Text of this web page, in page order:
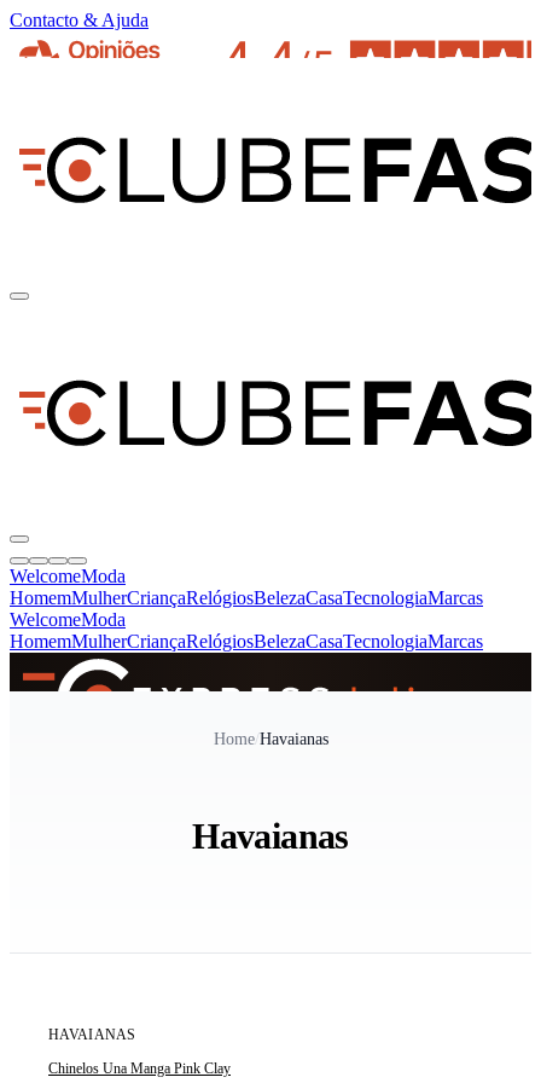
Contacto & Ajuda
WelcomeModa
HomemMulherCriançaRelógiosBelezaCasaTecnologiaMarcas
WelcomeModa
HomemMulherCriançaRelógiosBelezaCasaTecnologiaMarcas
Home/Havaianas
Havaianas
HAVAIANAS
Chinelos Una Manga Pink Clay